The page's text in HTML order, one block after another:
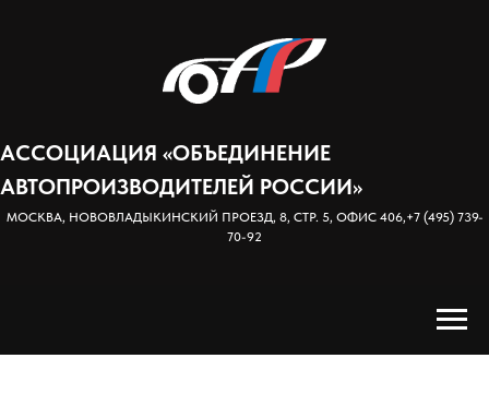
АССОЦИАЦИЯ «ОБЪЕДИНЕНИЕ
АВТОПРОИЗВОДИТЕЛЕЙ РОССИИ»
МОСКВА, НОВОВЛАДЫКИНСКИЙ ПРОЕЗД, 8, СТР. 5, ОФИС 406,+7 (495) 739-
70-92